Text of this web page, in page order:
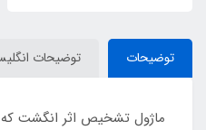
توضیحات توضیحات
ماژول تشخیص اثر انگشت که